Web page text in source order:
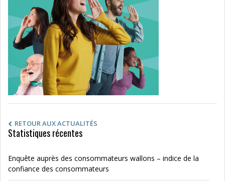
RETOUR AUX ACTUALITÉS
Statistiques récentes
Enquête auprès des consommateurs wallons – indice de la
confiance des consommateurs